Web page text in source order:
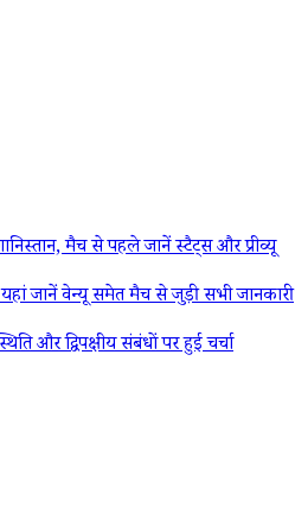
मैच से पहले जानें स्टैट्स और प्रीव्यू
वेन्यू समेत मैच से जुड़ी सभी जानकारी
द्विपक्षीय संबंधों पर हुई चर्चा